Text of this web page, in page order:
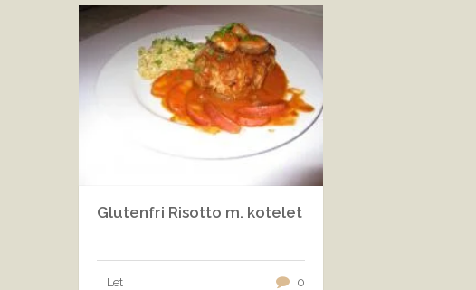
Glutenfri Risotto m. kotelet
Let 0